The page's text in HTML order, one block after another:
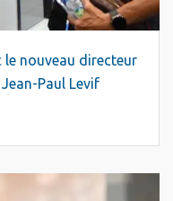
le nouveau directeur
Paul Levif